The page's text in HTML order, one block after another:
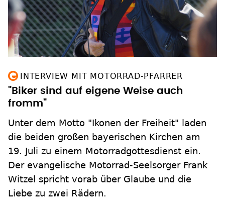
INTERVIEW MIT MOTORRAD-PFARRER
"Biker sind auf eigene Weise auch
fromm"
Unter dem Motto "Ikonen der Freiheit" laden
die beiden großen bayerischen Kirchen am
19. Juli zu einem Motorradgottesdienst ein.
Der evangelische Motorrad-Seelsorger Frank
Witzel spricht vorab über Glaube und die
Liebe zu zwei Rädern.